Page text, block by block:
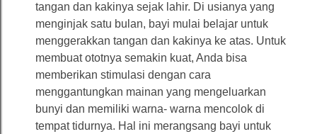
tangan dan kakinya sejak lahir. Di usianya yang
menginjak satu bulan, bayi mulai belajar untuk
menggerakkan tangan dan kakinya ke atas. Untuk
membuat ototnya semakin kuat, Anda bisa
memberikan stimulasi dengan cara
menggantungkan mainan yang mengeluarkan
bunyi dan memiliki warna- warna mencolok di
tempat tidurnya. Hal ini merangsang bayi untuk